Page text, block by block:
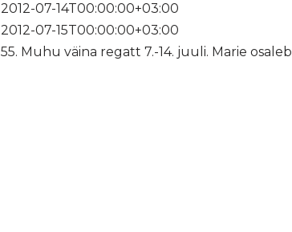
2012-07-14T00:00:00+03:00
2012-07-15T00:00:00+03:00
55. Muhu väina regatt 7.-14. juuli. Marie osaleb